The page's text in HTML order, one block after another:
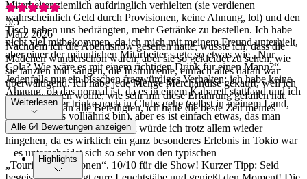
Mitarbeiter ziemlich aufdringlich verhielten (sie verdienen
wahrscheinlich Geld durch Provisionen, keine Ahnung, lol) und den
Tisch neben uns bedrängten, mehr Getränke zu bestellen. Ich habe
nicht viel mitbekommen, da ich mich mit meinem Freund unterhielt,
aber einer der männlichen Mitarbeiter sagte so etwas wie „Nur
Cola? Wie wäre es mit einem richtigen Drink für einen Mann?“.
Jedenfalls nur ein bisschen fragwürdiges Verhalten; ich habe keine
Ahnung, ob das normal ist, da es in einem Kabarett stattfand und ich
generell weder trinke noch in Clubs gehe (selbst in meinem Land,
wo ich bereits volljährig bin), aber es ist einfach etwas, das man
beachten sollte. Ehrlich gesagt würde ich trotz allem wieder
hingehen, da es wirklich ein ganz besonderes Erlebnis in Tokio war
– es unterscheidet sich so sehr von den typischen
„Touristenattraktionen“. 10/10 für die Show! Kurzer Tipp: Seid
5/5
März 2026
Nachdem ich die Abendshow gesehen hatte, wusste ich, dass die
Mädchen wunderschön waren, aber sie so gekleidet zu sehen, wie
sie tanzten und sangen, die Instrumente, einfach alles daran war
überwältigend. Ich habe jede Menge Merchandise gekauft, weil ich
wirklich zeigen wollte, wie sehr mir diese Erfahrung gefallen hat.
Vielen Dank an alle Beteiligten, ich hatte die beste Zeit meines
Lebens!
Weiterlesen
Alle 64 Bewertungen anzeigen
Highlights